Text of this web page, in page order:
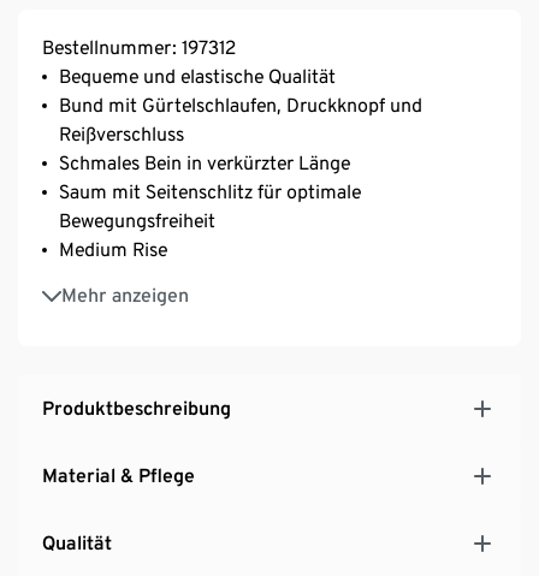
Bestellnummer: 197312
Bequeme und elastische Qualität
Bund mit Gürtelschlaufen, Druckknopf und
Reißverschluss
Schmales Bein in verkürzter Länge
Saum mit Seitenschlitz für optimale
Bewegungsfreiheit
Medium Rise
Mehr anzeigen
Zier-Paspeltaschen mit Knopf auf der Rückseite
Mit Elasthan: formbeständig, perfekter Sitz, hoher
Produktbeschreibung
Material & Pflege
Qualität